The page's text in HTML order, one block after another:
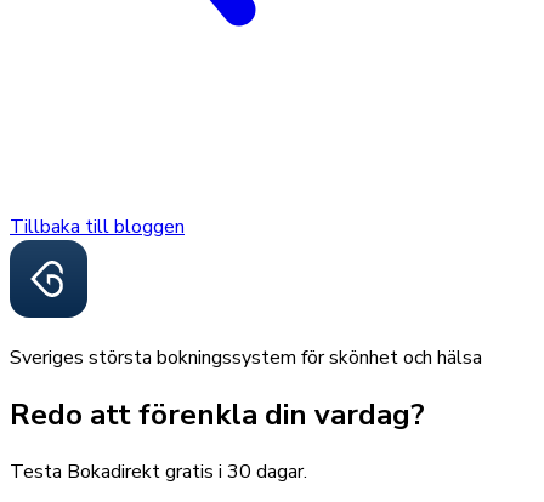
Tillbaka till bloggen
Sveriges största bokningssystem för skönhet och hälsa
Redo att förenkla din vardag?
Testa Bokadirekt gratis i 30 dagar.